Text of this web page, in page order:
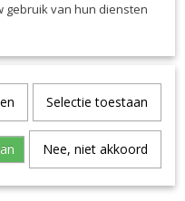
gebruik van hun diensten
Selectie toestaan
Nee, niet akkoord